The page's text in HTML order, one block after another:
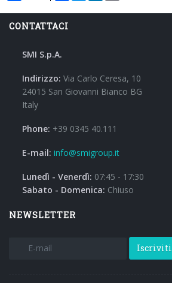
CONTATTACI
SMI S.p.A.
Indirizzo: Via Carlo Ceresa, 10
24015 San Giovanni Bianco BG
Italy
Phone: +39 0345 40.111
E-mail: info@smigroup.it
Lunedì - Venerdì: 07:45 - 17:30
Sabato - Domenica: Chiuso
NEWSLETTER
Iscriviti